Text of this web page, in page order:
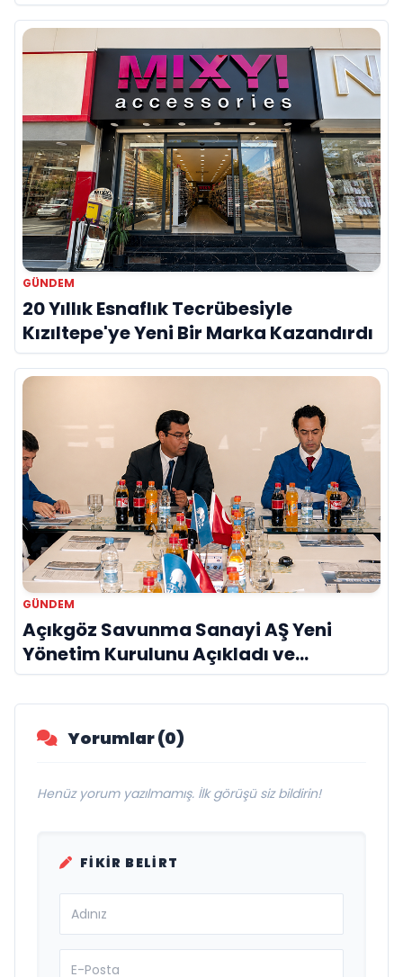
Onur Akdeniz ile Özel Röportaj
GÜNDEM
20 Yıllık Esnaflık Tecrübesiyle
Kızıltepe'ye Yeni Bir Marka Kazandırdı
GÜNDEM
Açıkgöz Savunma Sanayi AŞ Yeni
Yönetim Kurulunu Açıkladı ve
Savunma Sanayinde Küresel Vizyon
Vurgusu
Yorumlar (0)
Henüz yorum yazılmamış. İlk görüşü siz bildirin!
FIKIR BELIRT